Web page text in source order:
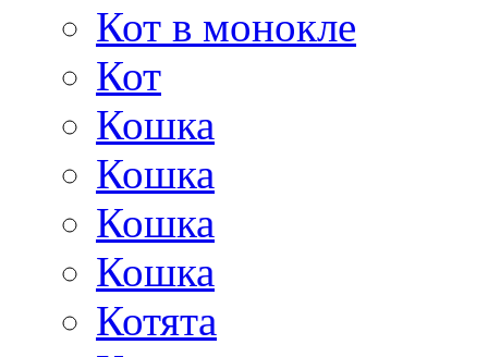
Кот в монокле
Кот
Кошка
Кошка
Кошка
Кошка
Котята